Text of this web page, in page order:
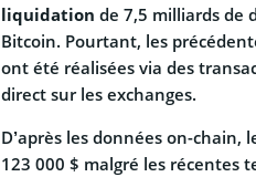
liquidation de 7,5 milliards de
Bitcoin. Pourtant, les
ont été réalisées via des
direct sur les exchanges.
D’après les données on-chain,
123 000 $ malgré les récentes